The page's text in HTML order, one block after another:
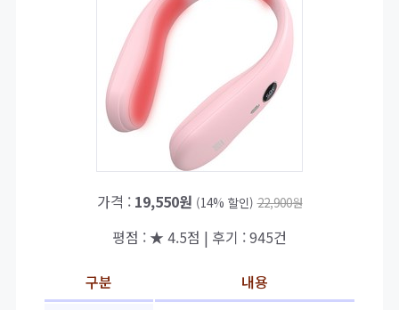
가격 : 19,550원 (14% 할인) 22,900원
평점 : ★ 4.5점 | 후기 : 945건
구분
내용